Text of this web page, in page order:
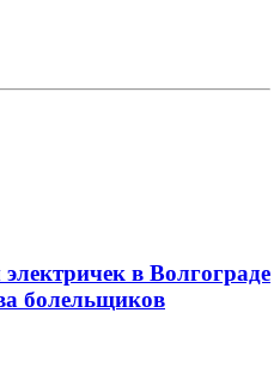
в Волгограде
болельщиков